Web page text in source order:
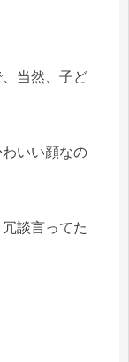
当然、子ど
いい顔なの
談言ってた